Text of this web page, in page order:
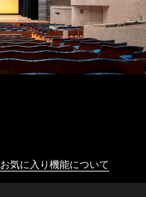
お気に入り機能について